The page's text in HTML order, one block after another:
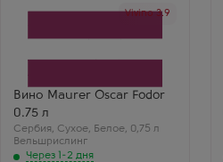
Vivino 3.9
Вино Maurer Oscar Fodor
0.75 л
Сербия, Сухое, Белое, 0,75 л
Вельшрислинг
Через 1-2 дня
Производитель
Страна
Сербия